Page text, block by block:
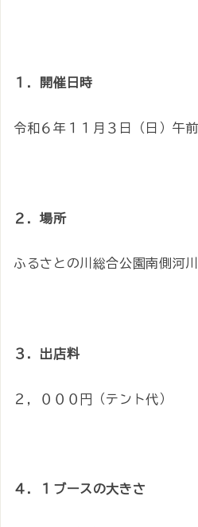
１．開催日時
令和６年１１月３日（日）午
２．場所
ふるさとの川総合公園南側河
３．出店料
２，０００円（テント代）
４．１ブースの大きさ